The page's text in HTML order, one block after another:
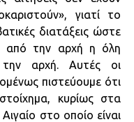
γιατί το
διατάξεις ώστε
από την αρχή η όλη
την αρχή. Αυτές οι
πιστεύουμε ότι
κυρίως στα
στο οποίο είναι